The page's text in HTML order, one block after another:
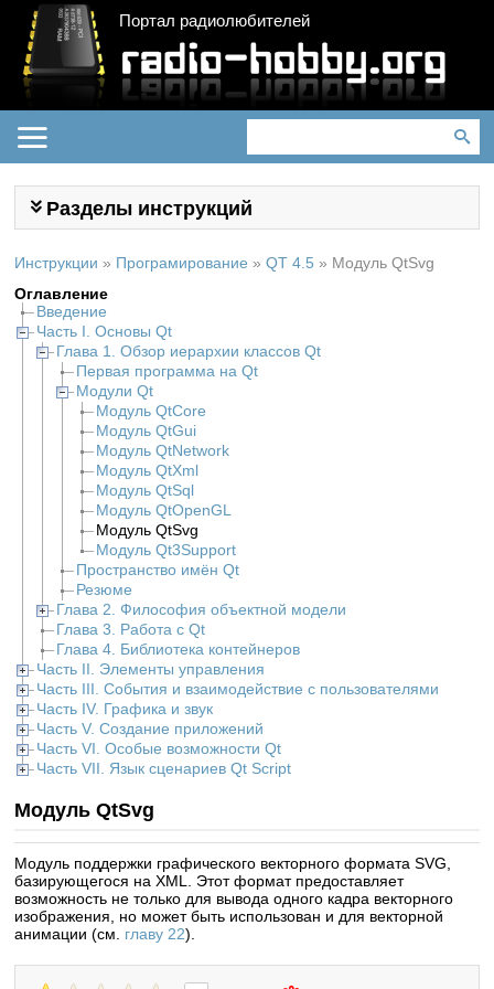
Портал радиолюбителей
Разделы инструкций
Инструкции » Програмирование » QT 4.5 » Модуль QtSvg
Оглавление
Введение
Часть I. Основы Qt
Глава 1. Обзор иерархии классов Qt
Первая программа на Qt
Модули Qt
Модуль QtCore
Модуль QtGui
Модуль QtNetwork
Модуль QtXml
Модуль QtSql
Модуль QtOpenGL
Модуль QtSvg
Модуль Qt3Support
Пространство имён Qt
Резюме
Глава 2. Философия объектной модели
Глава 3. Работа с Qt
Глава 4. Библиотека контейнеров
Часть II. Элементы управления
Часть III. События и взаимодействие с пользователями
Часть IV. Графика и звук
Часть V. Создание приложений
Часть VI. Особые возможности Qt
Часть VII. Язык сценариев Qt Script
Модуль QtSvg
Модуль поддержки графического векторного формата SVG,
базирующегося на XML. Этот формат предоставляет
возможность не только для вывода одного кадра векторного
изображения, но может быть использован и для векторной
анимации (см. главу 22).